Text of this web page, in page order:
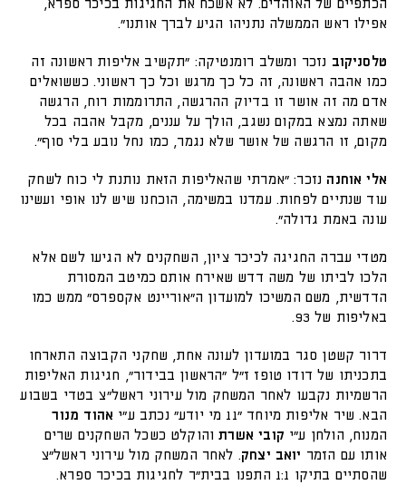
הכתפיים של האוהדים. לא אשכח את החגיגות בכיכר ספרא,
אפילו ראש הממשלה נתניהו הגיע לברך אותנו".
טלסניקוב נזכר ומשלב רומנטיקה: "תקשיב אליפות ראשונה זה
כמו אהבה ראשונה, זה כל כך מרגש וכל כך ראשוני. כששואלים
אדם מה זה אושר זו בדיוק ההרגשה, התרוממות רוח, הרגשה
שאתה נמצא במקום נשגב, הולך על עננים, מקבל אהבה בכל
מקום, זו הרגשה של אושר שלא נגמר, כמו נחל נובע בלי סוף".
אלי אוחנה נזכר: "אמרתי שהאליפות הזאת נותנת לי כוח לשחק
עוד שנתיים לפחות. עמדנו במשימה, הוכחנו שיש לנו אופי ועשינו
עונה באמת גדולה".
מטדי עברה החגיגה לכיכר ציון, השחקנים לא הגיעו לשם אלא
הלכו לביתו של משה דדש שאירח אותם כמיטב המסורת
הדדשית, משם המשיכו למועדון ה"אוריינט אקספרס" ממש כמו
באליפות של 93.
דרור קשטן סגר במועדון לעונה אחת, שחקני הקבוצה התארחו
בתכניתו של דודו טופז ז"ל "הראשון בבידור", חגיגות האליפות
הרשמיות נקבעו לאחר המשחק מול עירוני ראשל"צ בטדי בשבוע
הבא. שיר אליפות מיוחד "11 מי יודע" נכתב ע"י
אהוד מנור
המנוח, הולחן ע"י קובי אשרתוהוקלט כשכל השחקנים שרים
אותו עם הזמר יואב יצחק. לאחר המשחק מול עירוני ראשל"צ
שהסתיים בתיקו 1:1 התפנו בבית"ר לחגיגות בכיכר ספרא.